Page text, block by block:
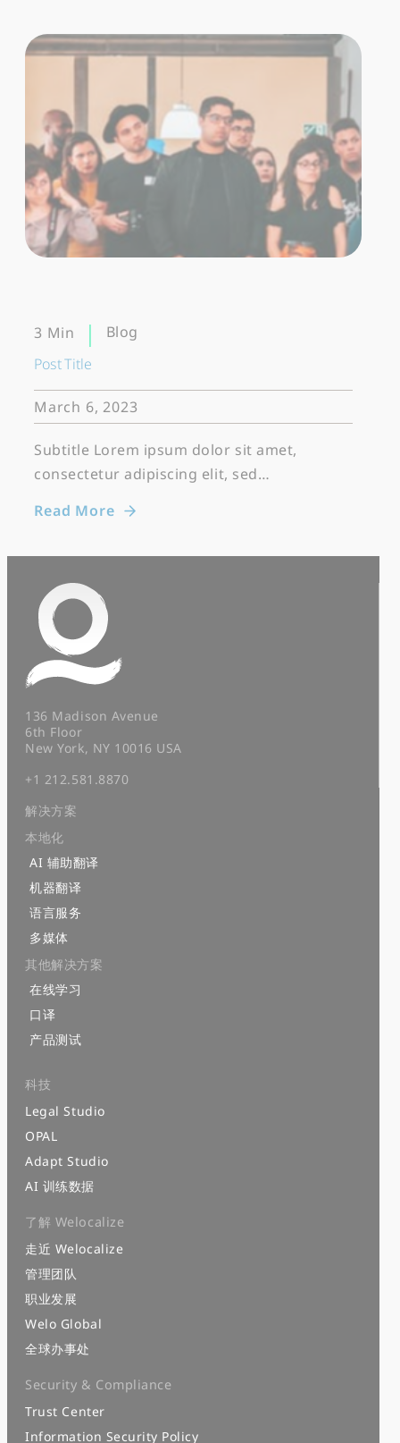
3 Min
Blog
Post Title
March 6, 2023
Subtitle Lorem ipsum dolor sit amet,
consectetur adipiscing elit, sed…
Read More
136 Madison Avenue
6th Floor
New York, NY 10016 USA
+1 212.581.8870
解决方案
本地化
AI 辅助翻译
机器翻译
语言服务
多媒体
其他解决方案
在线学习
口译
产品测试
科技
Legal Studio
OPAL
Adapt Studio
AI 训练数据
了解 Welocalize
走近 Welocalize
管理团队
职业发展
Welo Global
全球办事处
Security & Compliance
Trust Center
Information Security Policy